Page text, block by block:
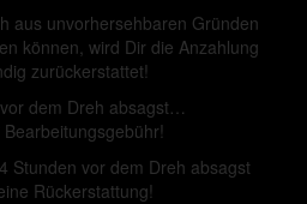
aus unvorhersehbaren Gründen
können, wird Dir die Anzahlung
zurückerstattet!
dem Dreh absagst…
Stunden vor dem Dreh absagst
Rückerstattung!